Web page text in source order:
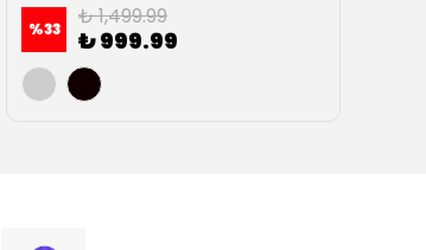
%33 ₺ 1,499.99
₺ 999.99